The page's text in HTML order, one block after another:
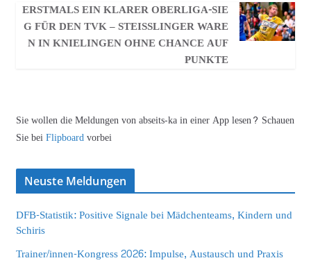
ERSTMALS EIN KLARER OBERLIGA-SIE
G FÜR DEN TVK – STEISSLINGER WAREN
IN KNIELINGEN OHNE CHANCE AUF P
UNKTE
Sie wollen die Meldungen von abseits-ka in einer App lesen? Schauen
Sie beiFlipboardvorbei
Neuste Meldungen
DFB-Statistik: Positive Signale bei Mädchenteams, Kindern und
Schiris
Trainer/innen-Kongress 2026: Impulse, Austausch und Praxis